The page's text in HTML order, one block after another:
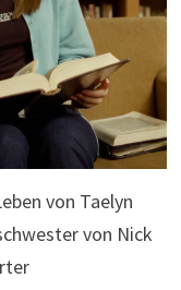
von Taelyn
von Nick